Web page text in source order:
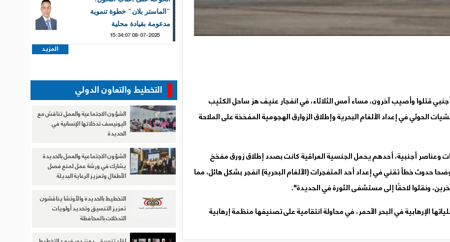
قتلوا وأصيب آخرون، مساء أمس الثلاثاء، في انفجار عنيف هز ساحل الكثيب
في إعداد الألغام البحرية وإطلاق الزوارق الهجومية المفخخة على الملاحة
وعناصر أجنبية، أحدهم يحمل الجنسية العراقية كانت بصدد إطلاق زورق مفخخ
حدوث خطأ تقني في إعداد أحد المتفجرات (الألغام البحرية) انفجر بشكل هائل، مما
ونقلوا لاحقًا إلى مستشفى الثورة في الحديدة".
الإرهابية في البحر الأحمر، في محاولة انتقامية على تصنيفها منظمة إرهابية
"الماستر بلان" خطوة تنموية
مدعومة بقيادة محلية
08-07-2025 15:34:07
المزيد
التخطيط والتعاون الدولي
الشؤون الاجتماعية والعمل تناقش مع
اليونيسف تدخلاتها الإنسانية في
الحديدة
الشؤون الاجتماعية والعمل بالحديدة
يشارك في ورشة عمل لمنع فصل
الأطفال وتعزيز الرعاية البديلة
التخطيط بالحديدة والأوتشا يناقشون
تعزيز التنسيق وتحديد أولويات
التدخلات بالمحافظة